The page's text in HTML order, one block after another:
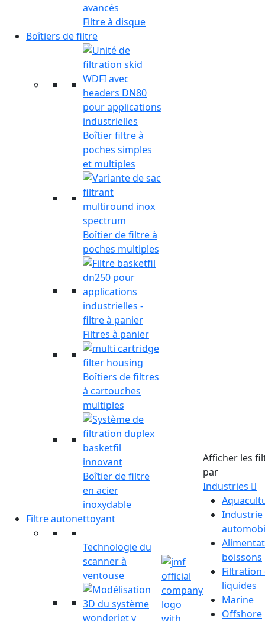
Filtre à disque
Boîtiers de filtre
Boîtier filtre à
poches simples
et multiples
Boîtier de filtre à
poches multiples
Filtres à panier
Boîtiers de filtres
à cartouches
multiples
Boîtier de filtre
en acier
inoxydable
Filtre autonettoyant
Technologie du
scanner à
ventouse
Afficher les
par
Industries
Industrie
boissons
Filtration
liquides
Marine
Offshore